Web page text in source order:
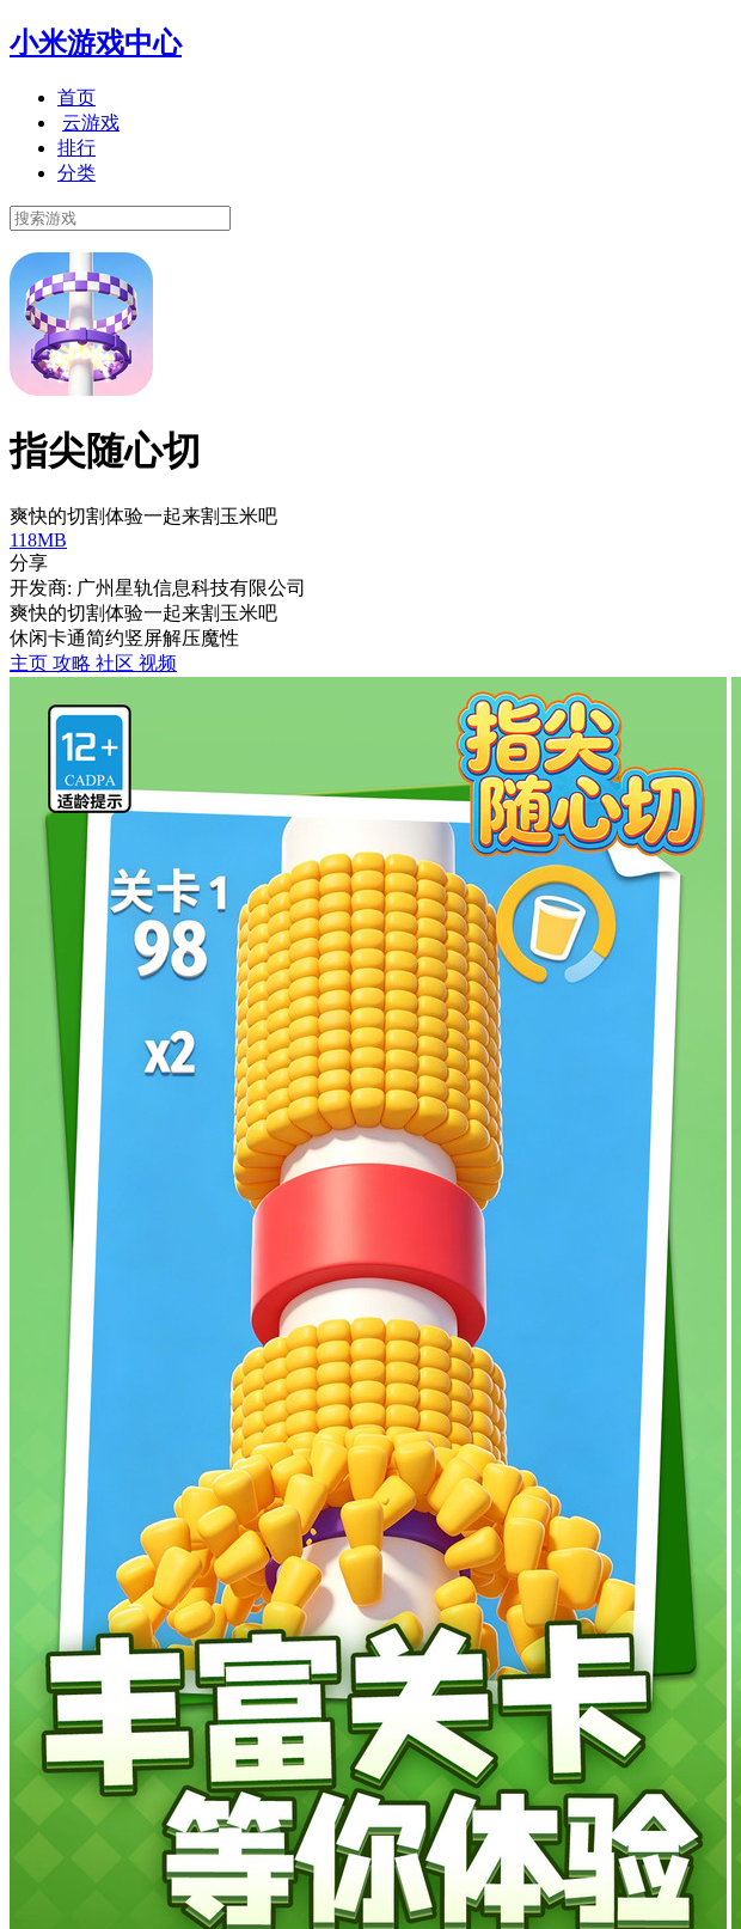
小米游戏中心
首页
云游戏
排行
分类
指尖随心切
爽快的切割体验一起来割玉米吧
118MB
分享
开发商: 广州星轨信息科技有限公司
爽快的切割体验一起来割玉米吧
休闲卡通简约竖屏解压魔性
主页 攻略 社区 视频